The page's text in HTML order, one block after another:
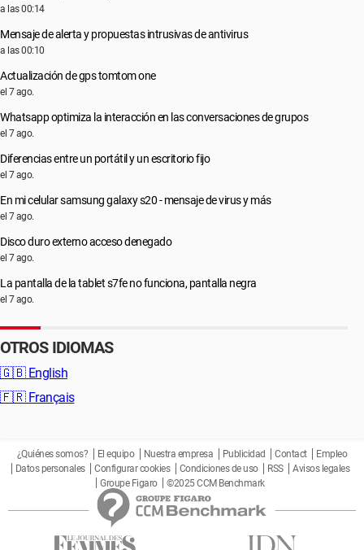
a las 00:14
Mensaje de alerta y propuestas intrusivas de antivirus
a las 00:10
Actualización de gps tomtom one
el 7 ago.
Whatsapp optimiza la interacción en las conversaciones de grupos
el 7 ago.
Diferencias entre un portátil y un escritorio fijo
el 7 ago.
En mi celular samsung galaxy s20 - mensaje de virus y más
el 7 ago.
Disco duro externo acceso denegado
el 7 ago.
La pantalla de la tablet s7fe no funciona, pantalla negra
el 7 ago.
OTROS IDIOMAS
🇬🇧 English
🇫🇷 Français
¿Quiénes somos? El equipo Nuestra empresa Publicidad Contact
Empleo
Datos personales
Configurar cookies Condiciones de uso RSS
Avisos legales
Groupe Figaro
©2025 CCM Benchmark